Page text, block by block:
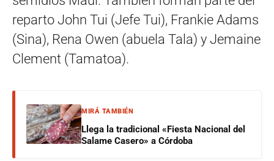
reparto John Tui (Jefe Tui), Frankie Adams
(Sina), Rena Owen (abuela Tala) y Jemaine
Clement (Tamatoa).
MIRÁ TAMBIÉN
Llega la tradicional «Fiesta Nacional del
Salame Casero» a Córdoba